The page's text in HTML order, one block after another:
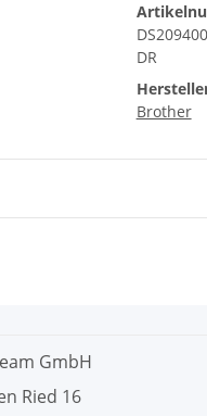
DR
Brother
GmbH
Ried 16